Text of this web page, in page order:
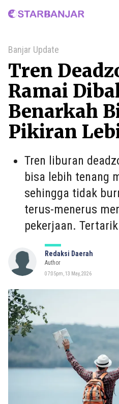
Home
Banjar Update
Tren
Ramai
Benarkah
Pikiran
Tren liburan
bisa lebih tenang
sehingga tidak
terus-menerus
pekerjaan.
Redaksi Daerah
Author
07:05pm, 13 May, 2026